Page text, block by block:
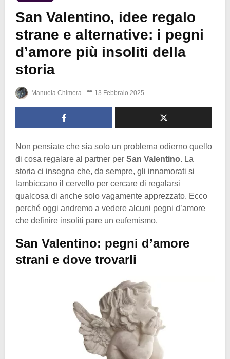
San Valentino, idee regalo
strane e alternative: i pegni
d’amore più insoliti della
storia
Manuela Chimera 13 Febbraio 2025
Non pensiate che sia solo un problema odierno quello
di cosa regalare al partner per San Valentino. La
storia ci insegna che, da sempre, gli innamorati si
lambiccano il cervello per cercare di regalarsi
qualcosa di anche solo vagamente apprezzato. Ecco
perché oggi andremo a vedere alcuni pegni d’amore
che definire insoliti pare un eufemismo.
San Valentino: pegni d’amore
strani e dove trovarli